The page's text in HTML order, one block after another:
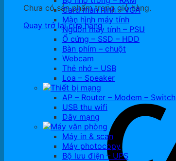
Chưa có sản phẩm trong giỏ hàng.
Quay trở lại cửa hàng
Card màn hình – VGA
Màn hình máy tính
Nguồn máy tính – PSU
Ổ cứng – SSD – HDD
Bàn phím – chuột
Webcam
Thẻ nhớ – USB
Loa – Speaker
Thiết bị mạng
AP – Router – Modem – Switch
USB thu wifi
Dây mạng
Máy văn phòng
Máy in & scan
Máy photocopy
Bộ lưu điện – UPS